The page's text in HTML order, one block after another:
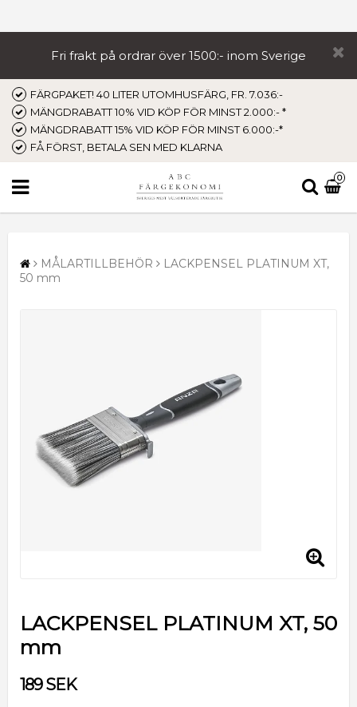
Fri frakt på ordrar över 1500:- inom Sverige
FÄRGPAKET! 40 LITER UTOMHUSFÄRG, FR. 7.036:-
MÄNGDRABATT 10% VID KÖP FÖR MINST 2.000:- *
MÄNGDRABATT 15% VID KÖP FÖR MINST 6.000:-*
FÅ FÖRST, BETALA SEN MED KLARNA
0
MÅLARTILLBEHÖR
LACKPENSEL PLATINUM XT,
50 mm
LACKPENSEL PLATINUM XT, 50
mm
189 SEK